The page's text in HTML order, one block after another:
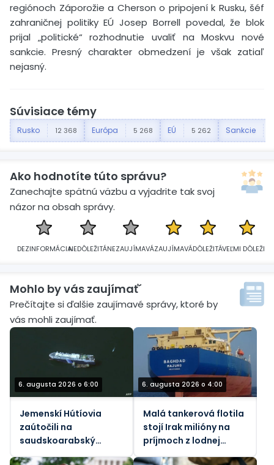
regiónoch Záporožie a Cherson o pripojení k Rusku, šéf
zahraničnej politiky EÚ Josep Borrell povedal, že blok
prijal „politické“ rozhodnutie uvaliť na Moskvu nové
sankcie. Presný charakter obmedzení je však zatiaľ
nejasný.
Súvisiace témy
Rusko 12 368 Európa 5 268 EÚ 5 262 Sankcie
Ako hodnotíte túto správu?
Zanechajte spätnú väzbu a vyjadrite tak svoj
názor na obsah správy.
DEZINFORMÁCIANEDÔLEŽITÁNEZAUJÍMAVÁZAUJÍMAVÁDÔLEŽITÁVEĽMI DÔLEŽITÁ
Mohlo by vás zaujímať´
Prečítajte si ďalšie zaujímavé správy, ktoré by
vás mohli zaujímať.
6. augusta 2026 o 6:00
Jemenskí Hútíovia
zaútočili na
saudskoarabský
6. augusta 2026 o 4:00
Malá tankerová flotila
stojí Irak milióny na
príjmoch z lodnej